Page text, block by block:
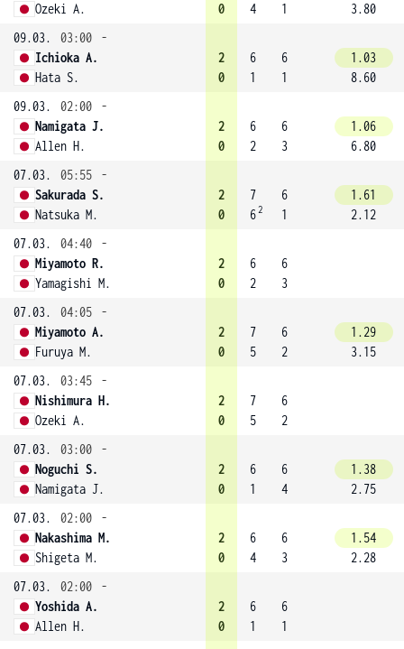
Ozeki A.
0
4
1
3.80
09.03.
03:00
-
Ichioka A.
Hata S.
2
0
6
1
6
1
1.03
8.60
09.03.
02:00
-
Namigata J.
Allen H.
2
0
6
2
6
3
1.06
6.80
07.03.
05:55
-
Sakurada S.
Natsuka M.
2
0
7
62
6
1
1.61
2.12
07.03.
04:40
-
Miyamoto R.
Yamagishi M.
2
0
6
2
6
3
07.03.
04:05
-
Miyamoto A.
Furuya M.
2
0
7
5
6
2
1.29
3.15
07.03.
03:45
-
Nishimura H.
Ozeki A.
2
0
7
5
6
2
07.03.
03:00
-
Noguchi S.
Namigata J.
2
0
6
1
6
4
1.38
2.75
07.03.
02:00
-
Nakashima M.
Shigeta M.
2
0
6
4
6
3
1.54
2.28
07.03.
02:00
-
Yoshida A.
Allen H.
2
0
6
1
6
1